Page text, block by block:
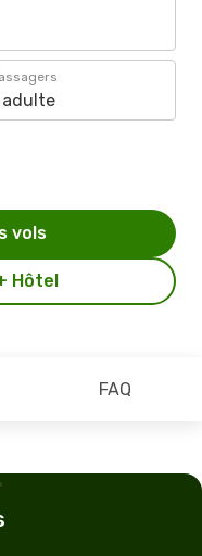
adulte
Hôtel
vols
FAQ